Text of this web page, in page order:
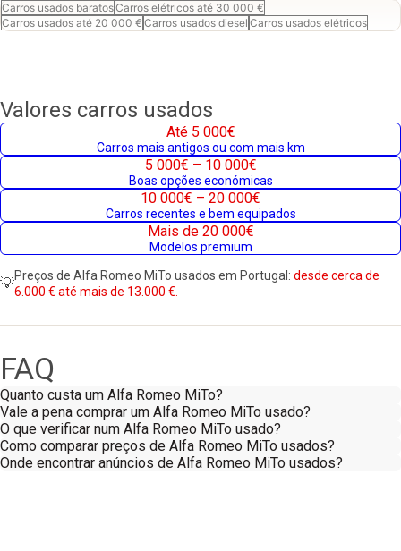
Carros usados baratosCarros elétricos até 30 000 €
Carros usados até 20 000 € Carros usados diesel Carros usados elétricos
Valores carros usados
Até 5 000€
Carros mais antigos ou com mais km
5 000€ – 10 000€
Boas opções económicas
10 000€ – 20 000€
Carros recentes e bem equipados
Mais de 20 000€
Modelos premium
💡Preços de Alfa Romeo MiTo usados em Portugal: desde cerca de
6.000 € até mais de 13.000 €.
FAQ
Quanto custa um Alfa Romeo MiTo?
Vale a pena comprar um Alfa Romeo MiTo usado?
O que verificar num Alfa Romeo MiTo usado?
Como comparar preços de Alfa Romeo MiTo usados?
Onde encontrar anúncios de Alfa Romeo MiTo usados?